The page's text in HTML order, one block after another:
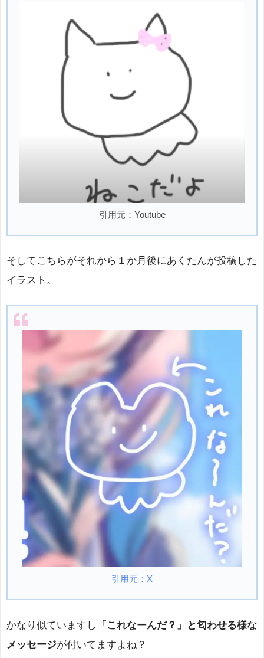
引用元：Youtube
そしてこちらがそれから１か月後にあくたんが投稿した
イラスト。
引用元：X
かなり似ていますし
「これなーんだ？」と匂わせる様な
メッセージが付いてますよね？